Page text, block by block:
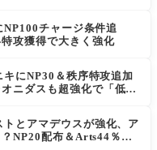
NP100チャージ条件追
攻獲得で大きく強化
キにNP30＆秩序特攻追加
ニダスも超強化で「低レ
トとアマデウスが強化、ア
NP20配布＆Arts44％強